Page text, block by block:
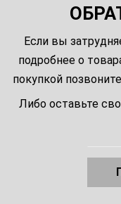
Если вы
подробнее о
покупкой
Либо оставьте